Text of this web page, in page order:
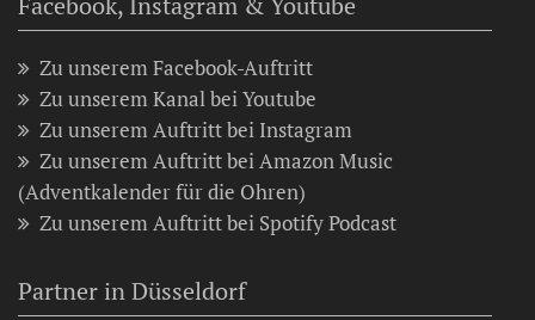
Zu unserem Facebook-Auftritt
Zu unserem Kanal bei Youtube
Zu unserem Auftritt bei Instagram
Zu unserem Auftritt bei Amazon Music
(Adventkalender für die Ohren)
Zu unserem Auftritt bei Spotify Podcast
Partner in Düsseldorf